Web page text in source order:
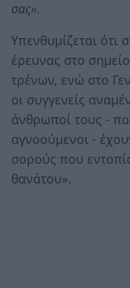
σας».
Υπενθυμίζεται ότι
έρευνας στο
τρένων, ενώ στο
οι συγγενείς
άνθρωποί τους -
αγνοούμενοι -
σορούς που
θανάτου».